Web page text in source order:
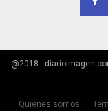
@2018 -
Quienes somos